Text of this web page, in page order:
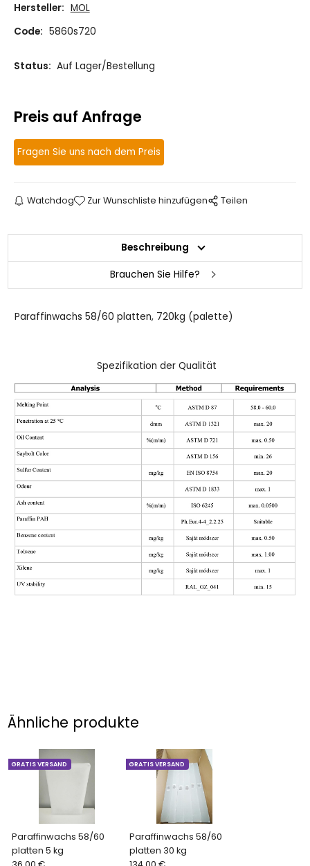
Hersteller: MOL
Code: 5860s720
Status: Auf Lager/Bestellung
Preis auf Anfrage
Fragen Sie uns nach dem Preis
Watchdog Zur Wunschliste hinzufügen Teilen
Beschreibung
Brauchen Sie Hilfe?
Paraffinwachs 58/60 platten, 720kg (palette)
Spezifikation der Qualität
Ähnliche produkte
Paraffinwachs 58/60
platten 5 kg
GRATIS VERSAND
Paraffinwachs 58/60
platten 30 kg
GRATIS VERSAND